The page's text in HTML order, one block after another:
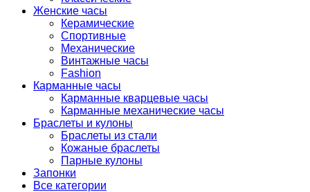
Женские часы
Керамические
Спортивные
Механические
Винтажные часы
Fashion
Карманные часы
Карманные кварцевые часы
Карманные механические часы
Браслеты и кулоны
Браслеты из стали
Кожаные браслеты
Парные кулоны
Запонки
Все категории